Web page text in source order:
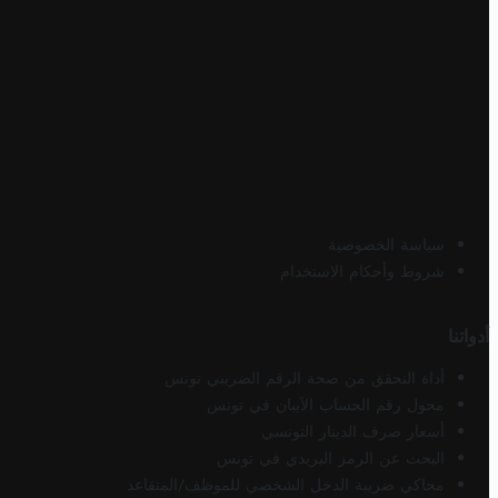
سياسة الخصوصية
شروط وأحكام الاستخدام
أدواتنا
أداة التحقق من صحة الرقم الضريبي تونس
محول رقم الحساب الآيبان في تونس
أسعار صرف الدينار التونسي
البحث عن الرمز البريدي في تونس
محاكي ضريبة الدخل الشخصي للموظف/المتقاعد